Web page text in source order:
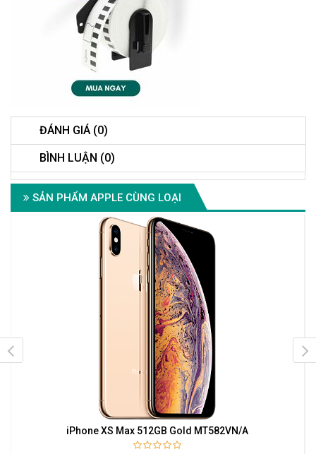
ĐÁNH GIÁ (0)
BÌNH LUẬN (0)
SẢN PHẨM APPLE CÙNG LOẠI
iPhone XS Max 512GB Gold MT582VN/A